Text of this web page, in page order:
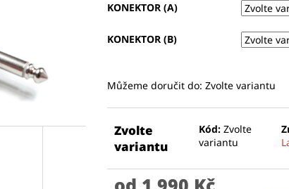
KONEKTOR (A)
KONEKTOR (B)
Můžeme doručit do: Zvolte variantu
Zvolte
variantu
Kód: Zvolte
variantu
CURT MANGAN STRINGS - DELRIN